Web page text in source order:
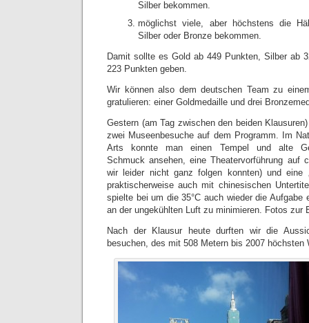
Silber bekommen.
möglichst viele, aber höchstens die
Silber oder Bronze bekommen.
Damit sollte es Gold ab 449 Punkten, Silber ab
223 Punkten geben.
Wir können also dem deutschen Team zu
gratulieren: einer Goldmedaille und drei
Gestern (am Tag zwischen den beiden
zwei Museenbesuche auf dem Programm. Im
Arts konnte man einen Tempel und alte
Schmuck ansehen, eine Theatervorführung auf
wir leider nicht ganz folgen konnten) und eine
praktischerweise auch mit chinesischen
spielte bei um die 35°C auch wieder die Aufgabe
an der ungekühlten Luft zu minimieren. Fotos
Nach der Klausur heute durften wir die
besuchen, des mit 508 Metern bis 2007 höchsten